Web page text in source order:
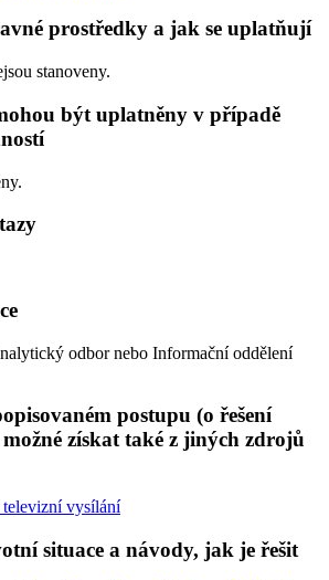
prostředky a jak se uplatňují
stanoveny.
být uplatněny v případě
odbor nebo Informační oddělení
postupu (o řešení
získat také z jiných zdrojů
televizní vysílání
situace a návody, jak je řešit